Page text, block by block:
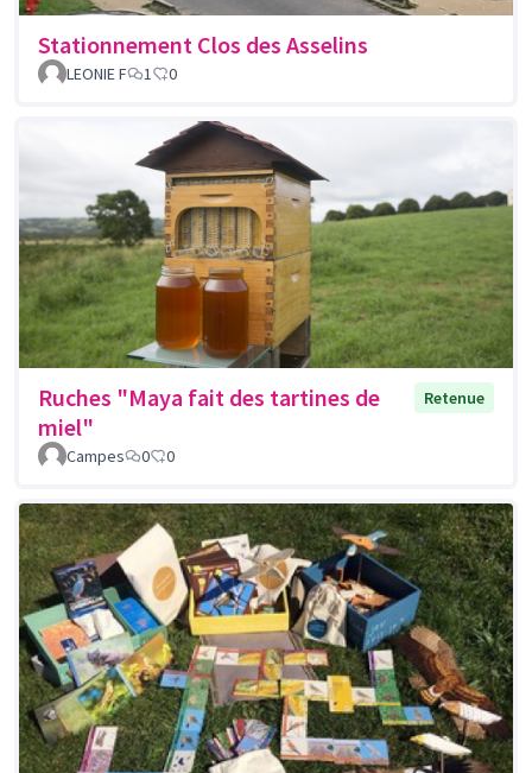
Stationnement Clos des Asselins
LEONIE F 1 0
Ruches "Maya fait des tartines de
miel"
Retenue
Campes 0 0